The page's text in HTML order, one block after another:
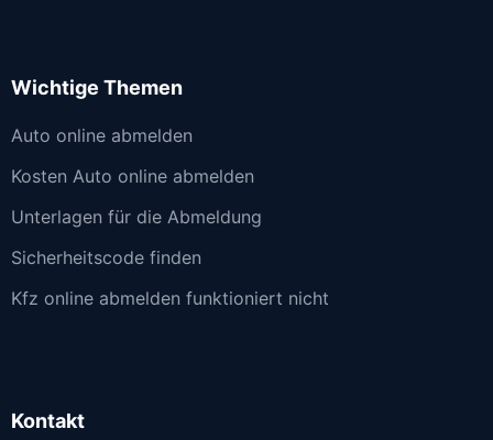
Wichtige Themen
Auto online abmelden
Kosten Auto online abmelden
Unterlagen für die Abmeldung
Sicherheitscode finden
Kfz online abmelden funktioniert nicht
Kontakt